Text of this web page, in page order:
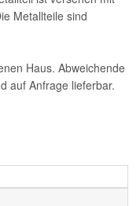
Metallteile sind
Haus. Abweichende
auf Anfrage lieferbar.